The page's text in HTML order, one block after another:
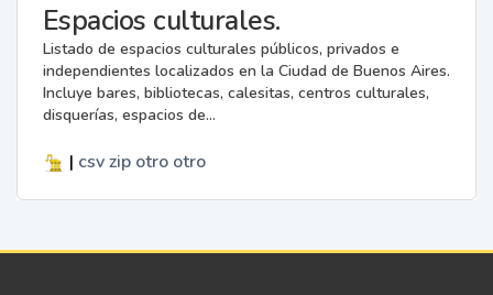
Espacios culturales.
Listado de espacios culturales públicos, privados e
independientes localizados en la Ciudad de Buenos Aires.
Incluye bares, bibliotecas, calesitas, centros culturales,
disquerías, espacios de...
| csv zip otro otro